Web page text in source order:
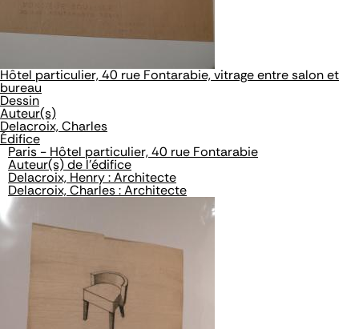
Hôtel particulier, 40 rue Fontarabie, vitrage entre salon et
bureau
Dessin
Auteur(s)
Delacroix, Charles
Édifice
Paris - Hôtel particulier, 40 rue Fontarabie
Auteur(s) de l'édifice
Delacroix, Henry : Architecte
Delacroix, Charles : Architecte